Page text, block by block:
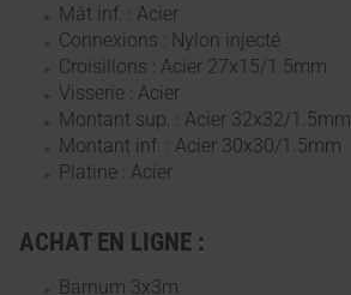
Mât inf. : Acier
Connexions : Nylon injecté
Croisillons : Acier 27x15/1.5mm
Visserie : Acier
Montant sup. : Acier 32x32/1.5mm
Montant inf. : Acier 30x30/1.5mm
Platine : Acier
ACHAT EN LIGNE :
Barnum 3x3m